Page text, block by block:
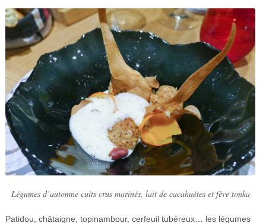
Légumes d’automne cuits crus marinés, lait de cacahuètes et fève tonka
Patidou, châtaigne, topinambour, cerfeuil tubéreux… les légumes